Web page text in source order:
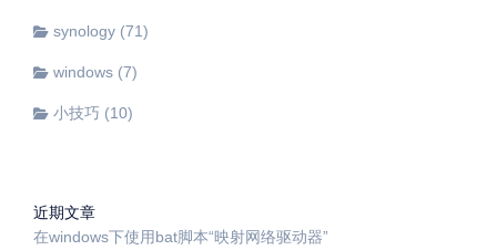
synology (71)
windows (7)
小技巧 (10)
近期文章
在windows下使用bat脚本“映射网络驱动器”